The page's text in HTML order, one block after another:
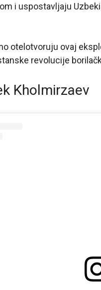
i uspostavljaju
otelotvoruju ovaj
revolucije
Kholmirzaev